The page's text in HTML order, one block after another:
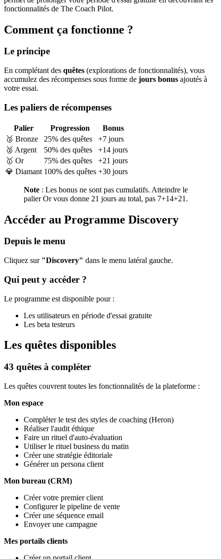
fonctionnalités de The Coach Pilot.
Comment ça fonctionne ?
Le principe
En complétant des quêtes (explorations de fonctionnalités), vous
accumulez des récompenses sous forme de jours bonus ajoutés à
votre essai.
Les paliers de récompenses
Palier Progression
Bonus
🥉 Bronze
25% des quêtes
+7 jours
🥈 Argent
50% des quêtes
+14 jours
🥇 Or
75% des quêtes
+21 jours
💎 Diamant 100% des quêtes +30 jours
Note : Les bonus ne sont pas cumulatifs. Atteindre le
palier Or vous donne 21 jours au total, pas 7+14+21.
Accéder au Programme Discovery
Depuis le menu
Cliquez sur "Discovery" dans le menu latéral gauche.
Qui peut y accéder ?
Le programme est disponible pour :
Les utilisateurs en période d'essai gratuite
Les beta testeurs
Les quêtes disponibles
43 quêtes à compléter
Les quêtes couvrent toutes les fonctionnalités de la plateforme :
Mon espace
Compléter le test des styles de coaching (Heron)
Réaliser l'audit éthique
Faire un rituel d'auto-évaluation
Utiliser le rituel business du matin
Créer une stratégie éditoriale
Générer un persona client
Mon bureau (CRM)
Créer votre premier client
Configurer le pipeline de vente
Créer une séquence email
Envoyer une campagne
Mes portails clients